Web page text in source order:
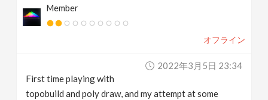
Member
オフライン
2022年3月5日 23:34
First time playing with
topobuild and poly draw, and my attempt at some